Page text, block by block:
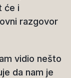
će i
razgovor
vidio nešto
da nam je